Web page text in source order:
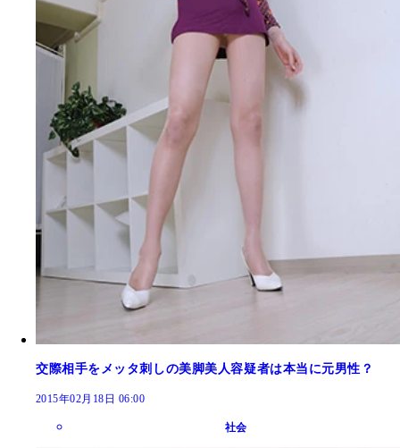
交際相手をメッタ刺しの美脚美人容疑者は本当に元男性？
2015年02月18日 06:00
社会